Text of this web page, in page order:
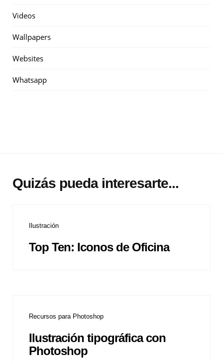
Videos
Wallpapers
Websites
Whatsapp
Quizás pueda interesarte...
Ilustración
Top Ten: Iconos de Oficina
Recursos para Photoshop
Ilustración tipográfica con
Photoshop